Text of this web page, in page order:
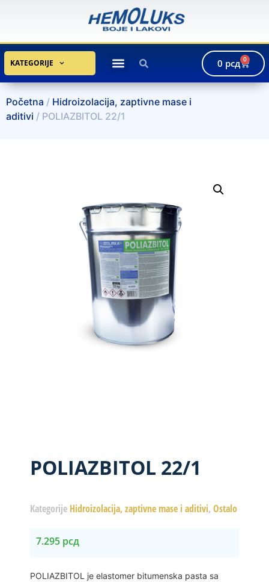
KATEGORIJE 0 рсд 0
Početna / Hidroizolacija, zaptivne mase i
aditivi / POLIAZBITOL 22/1
POLIAZBITOL 22/1
Kategorije Hidroizolacija, zaptivne mase i aditivi, Ostalo
7.295 рсд
POLIAZBITOL je elastomer bitumenska pasta sa